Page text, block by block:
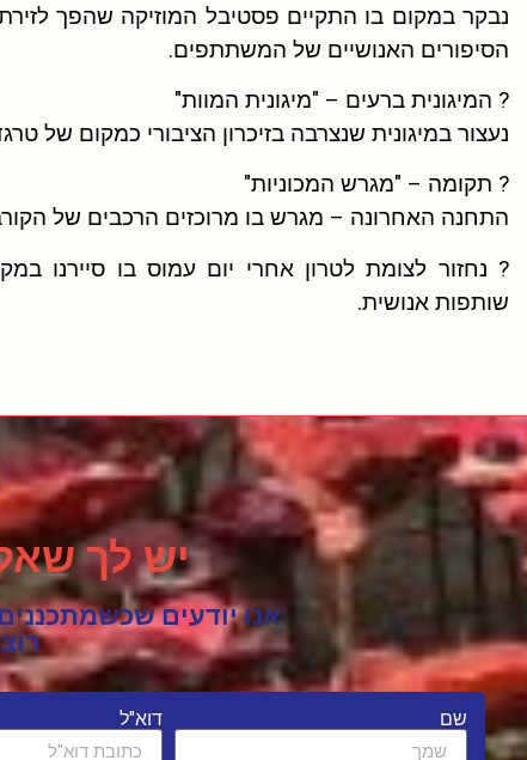
נבקר במקום בו התקיים פסטיבל המוזיקה שהפך
הסיפורים האנושיים של המשתתפים.
? המיגונית ברעים – "מיגונית המוות"
נעצור במיגונית שנצרבה בזיכרון הציבורי כמקום של
? תקומה – "מגרש המכוניות"
התחנה האחרונה – מגרש בו מרוכזים הרכבים של
? נחזור לצומת לטרון אחרי יום עמוס בו סיירנו
שותפות אנושית.
האם
יש לך
אנו יודעים
שם דוא"ל